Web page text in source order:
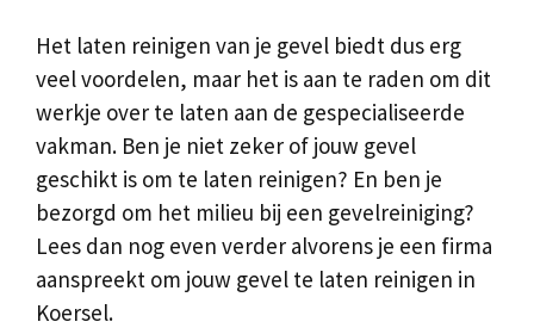
Het laten reinigen van je gevel biedt dus erg
veel voordelen, maar het is aan te raden om dit
werkje over te laten aan de gespecialiseerde
vakman. Ben je niet zeker of jouw gevel
geschikt is om te laten reinigen? En ben je
bezorgd om het milieu bij een gevelreiniging?
Lees dan nog even verder alvorens je een firma
aanspreekt om jouw gevel te laten reinigen in
Koersel.